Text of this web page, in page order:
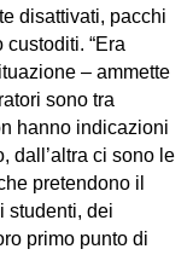
disattivati, pacchi
“Era
– ammette
sono tra
hanno indicazioni
dall’altra ci sono le
pretendono il
studenti, dei
primo punto di